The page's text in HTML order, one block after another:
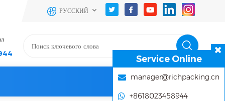
РУССКИЙ
Service Online
manager@richpacking.cn
+8618023458944